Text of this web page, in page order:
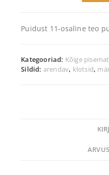
Puidust 11-osaline teo
Kategooriad: Kõige
Sildid: arendav, klotsid,